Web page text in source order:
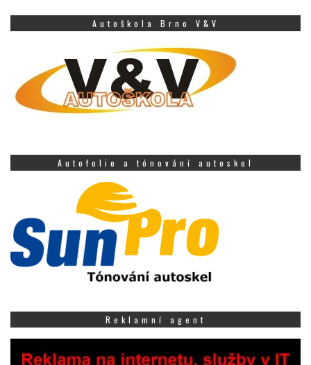
Autoškola Brno V&V
Autofolie a tónování autoskel
Reklamní agent